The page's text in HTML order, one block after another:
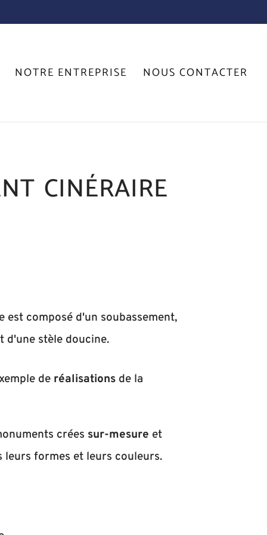
NOTRE ENTREPRISE NOUS CONTACTER
cinéraire
est composé d'un soubassement,
d'une stèle doucine.
de réalisationsde la
crées sur-mesure et
leurs formes et leurs couleurs.